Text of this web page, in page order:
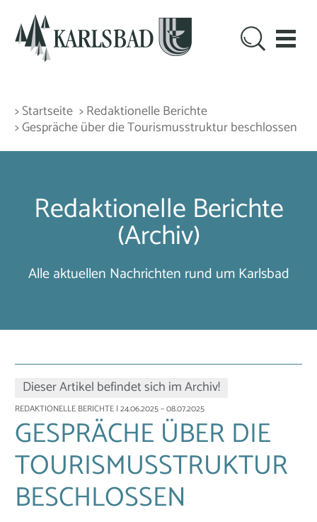
> Startseite > Redaktionelle Berichte
> Gespräche über die Tourismusstruktur beschlossen
Redaktionelle Berichte
(Archiv)
Alle aktuellen Nachrichten rund um Karlsbad
Dieser Artikel befindet sich im Archiv!
REDAKTIONELLE BERICHTE | 24.06.2025 – 08.07.2025
GESPRÄCHE ÜBER DIE
TOURISMUSSTRUKTUR
BESCHLOSSEN